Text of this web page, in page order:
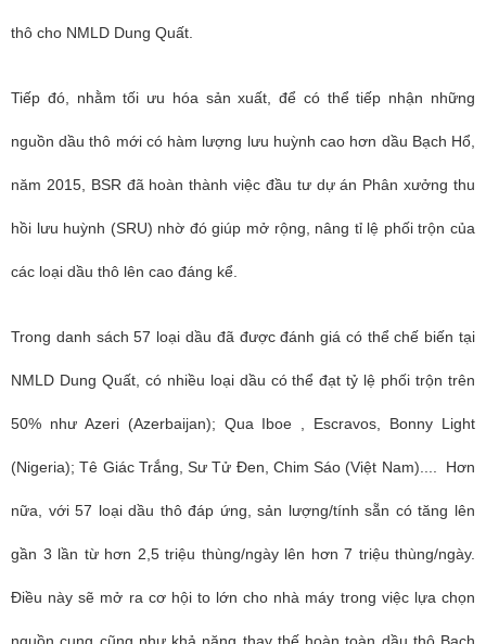
thô cho NMLD Dung Quất.
Tiếp đó, nhằm tối ưu hóa sản xuất, để có thể tiếp nhận những
nguồn dầu thô mới có hàm lượng lưu huỳnh cao hơn dầu Bạch Hổ,
năm 2015, BSR đã hoàn thành việc đầu tư dự án Phân xưởng thu
hồi lưu huỳnh (SRU) nhờ đó giúp mở rộng, nâng tỉ lệ phối trộn của
các loại dầu thô lên cao đáng kể.
Trong danh sách 57 loại dầu đã được đánh giá có thể chế biến tại
NMLD Dung Quất, có nhiều loại dầu có thể đạt tỷ lệ phối trộn trên
50% như Azeri (Azerbaijan); Qua Iboe , Escravos, Bonny Light
(Nigeria); Tê Giác Trắng, Sư Tử Đen, Chim Sáo (Việt Nam).... Hơn
nữa, với 57 loại dầu thô đáp ứng, sản lượng/tính sẵn có tăng lên
gần 3 lần từ hơn 2,5 triệu thùng/ngày lên hơn 7 triệu thùng/ngày.
Điều này sẽ mở ra cơ hội to lớn cho nhà máy trong việc lựa chọn